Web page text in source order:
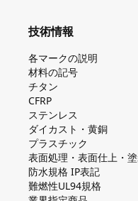
技術情報
各マークの説明
材料の記号
チタン
CFRP
ステンレス
ダイカスト・⻩銅
プラスチック
表面処理・表面仕上・
防⽔規格 IP表記
難燃性UL94規格